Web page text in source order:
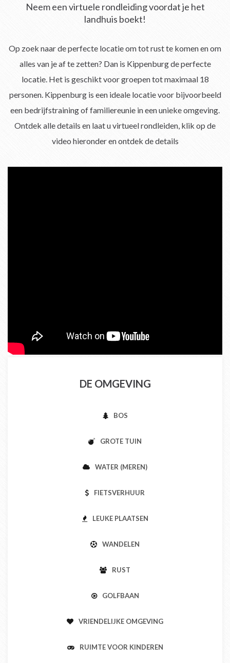
Neem een virtuele rondleiding voordat je het
landhuis boekt!
Op zoek naar de perfecte locatie om tot rust te komen en om
alles van je af te zetten? Dan is Kippenburg de perfecte
locatie. Het is geschikt voor groepen tot maximaal 18
personen. Kippenburg is een ideale locatie voor bijvoorbeeld
een bedrijfstraining of familiereunie in een unieke omgeving.
Ontdek alle details en laat u virtueel rondleiden, klik op de
video hieronder en ontdek de details
DE OMGEVING
BOS
GROTE TUIN
WATER (MEREN)
FIETSVERHUUR
LEUKE PLAATSEN
WANDELEN
RUST
GOLFBAAN
VRIENDELIJKE OMGEVING
RUIMTE VOOR KINDEREN